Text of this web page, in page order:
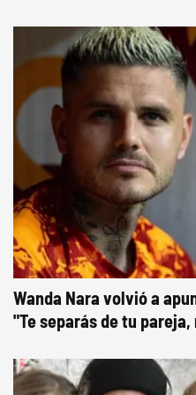
Wanda Nara volvió a
"Te separás de tu